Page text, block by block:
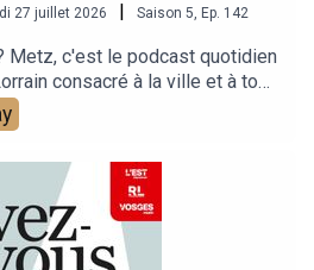
27 juillet 2026 Saison 5, Ep. 142
Metz, c'est le podcast quotidien
consacré à la ville et à tout
sur elle.Un podcast raconté
basé sur les articles
locale de Metz.